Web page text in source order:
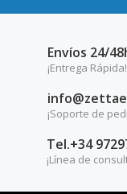
Envíos 24/
¡Entrega Rápida!
¡Soporte de
Tel.+34
¡Línea de